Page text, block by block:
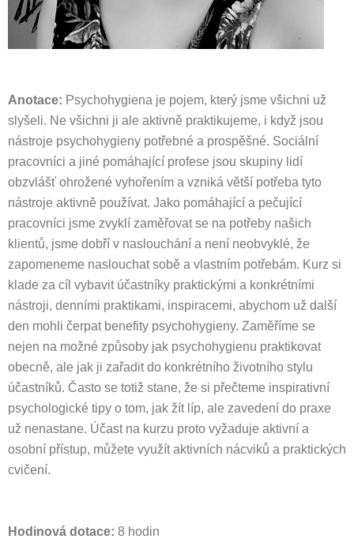
Anotace: Psychohygiena je pojem, který jsme všichni už
slyšeli. Ne všichni ji ale aktivně praktikujeme, i když jsou
nástroje psychohygieny potřebné a prospěšné. Sociální
pracovníci a jiné pomáhající profese jsou skupiny lidí
obzvlášť ohrožené vyhořením a vzniká větší potřeba tyto
nástroje aktivně používat. Jako pomáhající a pečující
pracovníci jsme zvyklí zaměřovat se na potřeby našich
klientů, jsme dobří v naslouchání a není neobvyklé, že
zapomeneme naslouchat sobě a vlastním potřebám. Kurz si
klade za cíl vybavit účastníky praktickými a konkrétními
nástroji, denními praktikami, inspiracemi, abychom už další
den mohli čerpat benefity psychohygieny. Zaměříme se
nejen na možné způsoby jak psychohygienu praktikovat
obecně, ale jak ji zařadit do konkrétního životního stylu
účastníků. Často se totiž stane, že si přečteme inspirativní
psychologické tipy o tom, jak žít líp, ale zavedení do praxe
už nenastane. Účast na kurzu proto vyžaduje aktivní a
osobní přístup, můžete využít aktivních nácviků a praktických
cvičení.
Hodinová dotace: 8 hodin